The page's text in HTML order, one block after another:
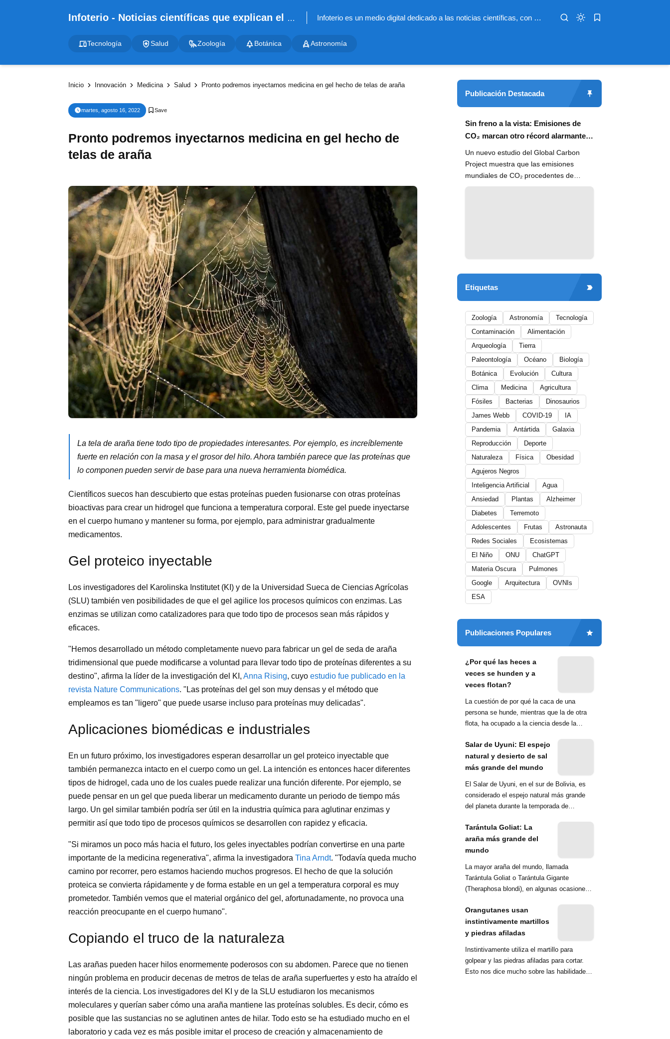
Infoterio - Noticias científicas que explican el mundo Infoterio es un medio digital dedicado a las noticias científicas, con artículos extensos y bien documentados sobre salud, medioambiente, tecnología, espacio, psicología, evolución y más. Nuestro objetivo es hacer accesible el conocimiento científico a lectores de habla hispana en todo el mundo, con información actualizada, fuentes confiables y explicaciones claras que conectan la ciencia con la vida cotidiana.
Tecnología Salud Zoología Botánica Astronomía
Inicio Innovación Medicina Salud Pronto podremos inyectarnos medicina en gel hecho de telas de araña
martes, agosto 16, 2022
Pronto podremos inyectarnos medicina en gel hecho de
telas de araña
La tela de araña tiene todo tipo de propiedades interesantes. Por ejemplo, es increíblemente
fuerte en relación con la masa y el grosor del hilo. Ahora también parece que las proteínas que
lo componen pueden servir de base para una nueva herramienta biomédica.
Científicos suecos han descubierto que estas proteínas pueden fusionarse con otras proteínas
bioactivas para crear un hidrogel que funciona a temperatura corporal. Este gel puede inyectarse
en el cuerpo humano y mantener su forma, por ejemplo, para administrar gradualmente
medicamentos.
Gel proteico inyectable
Los investigadores del Karolinska Institutet (KI) y de la Universidad Sueca de Ciencias Agrícolas
(SLU) también ven posibilidades de que el gel agilice los procesos químicos con enzimas. Las
enzimas se utilizan como catalizadores para que todo tipo de procesos sean más rápidos y
eficaces.
"Hemos desarrollado un método completamente nuevo para fabricar un gel de seda de araña
tridimensional que puede modificarse a voluntad para llevar todo tipo de proteínas diferentes a su
destino", afirma la líder de la investigación del KI, Anna Rising, cuyo estudio fue publicado en la
revista Nature Communications. "Las proteínas del gel son muy densas y el método que
empleamos es tan "ligero" que puede usarse incluso para proteínas muy delicadas".
Aplicaciones biomédicas e industriales
En un futuro próximo, los investigadores esperan desarrollar un gel proteico inyectable que
también permanezca intacto en el cuerpo como un gel. La intención es entonces hacer diferentes
tipos de hidrogel, cada uno de los cuales puede realizar una función diferente. Por ejemplo, se
puede pensar en un gel que pueda liberar un medicamento durante un periodo de tiempo más
largo. Un gel similar también podría ser útil en la industria química para aglutinar enzimas y
permitir así que todo tipo de procesos químicos se desarrollen con rapidez y eficacia.
"Si miramos un poco más hacia el futuro, los geles inyectables podrían convertirse en una parte
importante de la medicina regenerativa", afirma la investigadora Tina Arndt. "Todavía queda mucho
camino por recorrer, pero estamos haciendo muchos progresos. El hecho de que la solución
proteica se convierta rápidamente y de forma estable en un gel a temperatura corporal es muy
prometedor. También vemos que el material orgánico del gel, afortunadamente, no provoca una
reacción preocupante en el cuerpo humano".
Copiando el truco de la naturaleza
Las arañas pueden hacer hilos enormemente poderosos con su abdomen. Parece que no tienen
ningún problema en producir decenas de metros de telas de araña superfuertes y esto ha atraído el
interés de la ciencia. Los investigadores del KI y de la SLU estudiaron los mecanismos
moleculares y querían saber cómo una araña mantiene las proteínas solubles. Es decir, cómo es
posible que las sustancias no se aglutinen antes de hilar. Todo esto se ha estudiado mucho en el
laboratorio y cada vez es más posible imitar el proceso de creación y almacenamiento de
Publicación Destacada
Sin freno a la vista: Emisiones de
CO₂ marcan otro récord alarmante
en 2024
Un nuevo estudio del Global Carbon
Project muestra que las emisiones
mundiales de CO₂ procedentes de
combustibles fósiles han alcanzado un
Etiquetas
Zoología Astronomía
Tecnología
Contaminación
Alimentación
Arqueología
Tierra
Paleontología
Océano
Biología
Botánica
Evolución
Cultura
Clima
Medicina
Agricultura
Fósiles
Bacterias
Dinosaurios
James Webb
COVID-19
IA
Pandemia
Antártida
Galaxia
Reproducción
Deporte
Naturaleza
Física
Obesidad
Agujeros Negros
Inteligencia Artificial
Agua
Ansiedad
Plantas
Alzheimer
Diabetes
Terremoto
Adolescentes
Frutas
Astronauta
Redes Sociales
Ecosistemas
El Niño
ONU
ChatGPT
Materia Oscura
Pulmones
Google
Arquitectura
OVNIs
ESA
Publicaciones Populares
¿Por qué las heces a
veces se hunden y a
veces flotan?
La cuestión de por qué la caca de una
persona se hunde, mientras que la de otra
flota, ha ocupado a la ciencia desde la
Salar de Uyuni: El espejo
natural y desierto de sal
más grande del mundo
El Salar de Uyuni, en el sur de Bolivia, es
considerado el espejo natural más grande
del planeta durante la temporada de
Tarántula Goliat: La
araña más grande del
mundo
La mayor araña del mundo, llamada
Tarántula Goliat o Tarántula Gigante
(Theraphosa blondi), en algunas ocasiones
Orangutanes usan
instintivamente martillos
y piedras afiladas
Instintivamente utiliza el martillo para
golpear y las piedras afiladas para cortar.
Esto nos dice mucho sobre las habilidades